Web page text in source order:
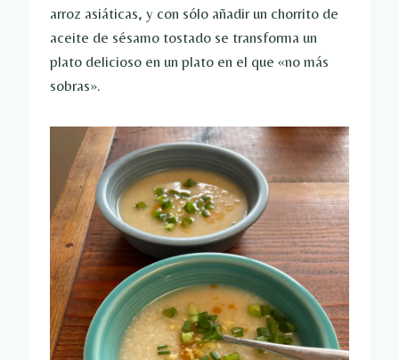
arroz asiáticas, y con sólo añadir un chorrito de
aceite de sésamo tostado se transforma un
plato delicioso en un plato en el que «no más
sobras».